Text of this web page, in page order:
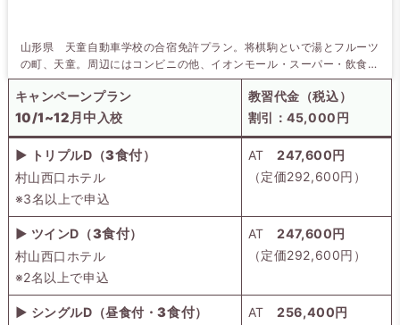
山形県 天童自動車学校の合宿免許プラン。将棋駒といで湯とフルーツ
の町、天童。周辺にはコンビニの他、イオンモール・スーパー・飲食店
があります。長期滞在には欠かせないプライバシー重視のホテルタイプ
をご用意してます。
※割引条件：10/1~12月中 入校 村山西口ホテル限定
キャンペーンプラン
10/1~12月中 入校
教習代金（税込）
割引：45,000円
▶ トリプルD（3食付）
村山西口ホテル
※3名以上で申込
AT247,600円
（定価292,600円）
▶ ツインD（3食付）
村山西口ホテル
※2名以上で申込
AT247,600円
（定価292,600円）
▶ シングルD（昼食付・3食付）
AT256,400円